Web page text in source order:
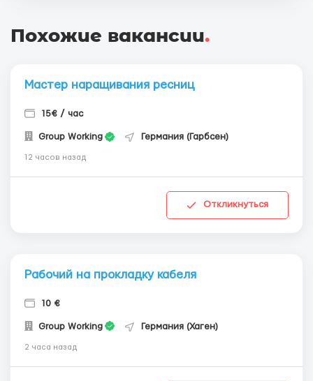
Похожие вакансии.
Мастер наращивания ресниц
15€ / час
Group Working Германия (Гарбсен)
12 часов назад
Откликнуться
Рабочий на прокладку кабеля
10 €
Group Working Германия (Хаген)
2 часа назад